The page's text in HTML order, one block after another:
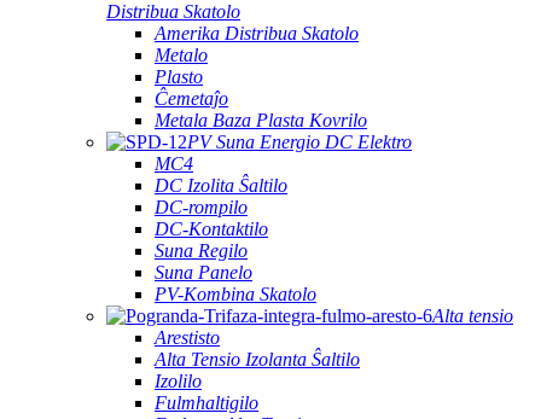
Distribua Skatolo
Amerika Distribua Skatolo
Metalo
Plasto
Ĉemetaĵo
Metala Baza Plasta Kovrilo
PV Suna Energio DC Elektro
MC4
DC Izolita Ŝaltilo
DC-rompilo
DC-Kontaktilo
Suna Regilo
Suna Panelo
PV-Kombina Skatolo
Alta tensio
Arestisto
Alta Tensio Izolanta Ŝaltilo
Izolilo
Fulmhaltigilo